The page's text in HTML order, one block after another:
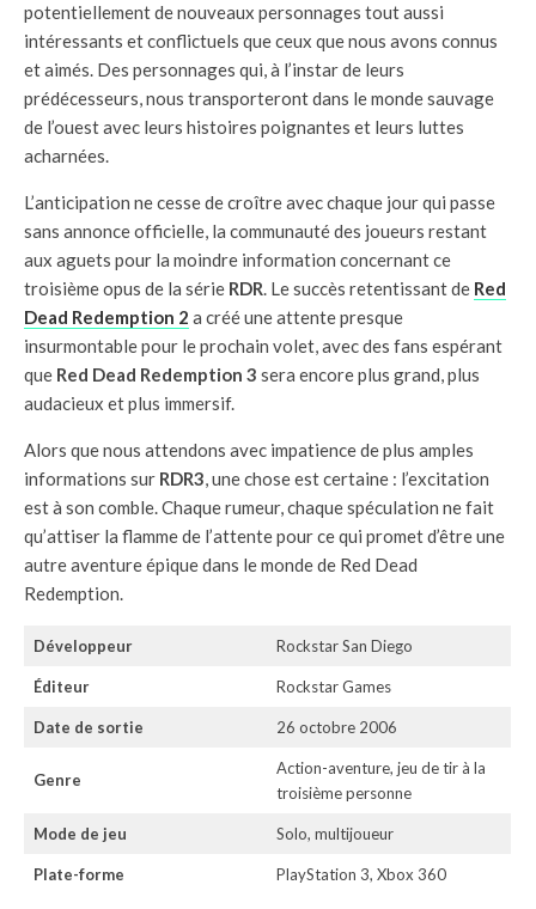
potentiellement de nouveaux personnages tout aussi
intéressants et conflictuels que ceux que nous avons connus
et aimés. Des personnages qui, à l’instar de leurs
prédécesseurs, nous transporteront dans le monde sauvage
de l’ouest avec leurs histoires poignantes et leurs luttes
acharnées.
L’anticipation ne cesse de croître avec chaque jour qui passe
sans annonce officielle, la communauté des joueurs restant
aux aguets pour la moindre information concernant ce
troisième opus de la série RDR. Le succès retentissant de Red
Dead Redemption 2 a créé une attente presque
insurmontable pour le prochain volet, avec des fans espérant
que Red Dead Redemption 3 sera encore plus grand, plus
audacieux et plus immersif.
Alors que nous attendons avec impatience de plus amples
informations sur RDR3, une chose est certaine : l’excitation
est à son comble. Chaque rumeur, chaque spéculation ne fait
qu’attiser la flamme de l’attente pour ce qui promet d’être une
autre aventure épique dans le monde de Red Dead
Redemption.
Développeur Rockstar San Diego
Éditeur Rockstar Games
Date de sortie 26 octobre 2006
Genre
Action-aventure, jeu de tir à la
troisième personne
Mode de jeu Solo, multijoueur
Plate-forme PlayStation 3, Xbox 360